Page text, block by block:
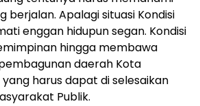
berjalan. Apalagi situasi Kondisi
enggan hidupun segan. Kondisi
hingga membawa
daerah Kota
yang harus dapat di selesaikan
Publik.